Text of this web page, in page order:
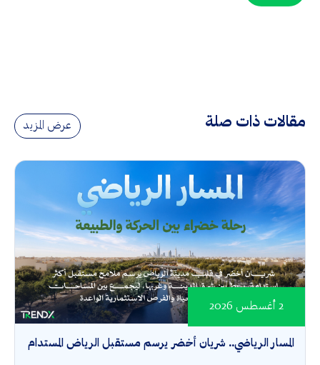
مقالات ذات صلة عرض المزيد
المسار الرياضي.. شريان أخضر يرسم مستقبل الرياض المستدام
2 أغسطس 2026